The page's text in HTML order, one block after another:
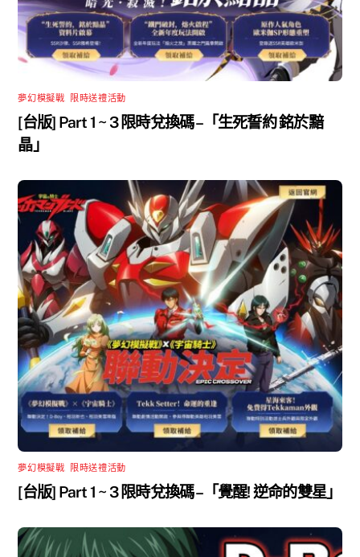
夢幻模擬戰 限時送禮活動
[台版] Part 1 ~ 3 限時兌換碼 –「生死誓約 銘於黯
晶」
夢幻模擬戰 限時送禮活動
[台版] Part 1 ~ 3 限時兌換碼 –「覺醒! 逆命的雙星」